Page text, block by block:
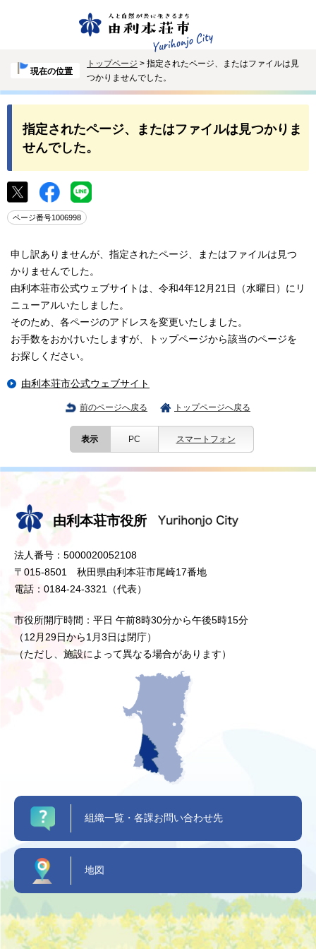
現在の位置
トップページ > 指定されたページ、またはファイルは見
つかりませんでした。
指定されたページ、またはファイルは見つかりま
せんでした。
ページ番号1006998
申し訳ありませんが、指定されたページ、またはファイルは見つ
かりませんでした。
由利本荘市公式ウェブサイトは、令和4年12月21日（水曜日）にリ
ニューアルいたしました。
そのため、各ページのアドレスを変更いたしました。
お手数をおかけいたしますが、トップページから該当のページを
お探しください。
由利本荘市公式ウェブサイト
前のページへ戻る トップページへ戻る
表示 PC スマートフォン
由利本荘市役所
法人番号：5000020052108
〒015-8501 秋田県由利本荘市尾崎17番地
電話：0184-24-3321（代表）
市役所開庁時間：平日 午前8時30分から午後5時15分
（12月29日から1月3日は閉庁）
（ただし、施設によって異なる場合があります）
組織一覧・各課お問い合わせ先
地図